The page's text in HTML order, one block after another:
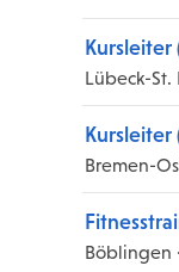
Lübeck-St.
Bremen-
Böblingen